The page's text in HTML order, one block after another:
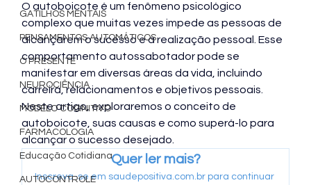
GATILHOS MENTAIS
PENSAMENTOS AUTOMÁTICOS
O PRESENTE
NEUROCIÊNCIA
MODELO COGNITIVO
FARMACOLOGIA
Educação Cotidiana
AUTOCONTROLE
O autoboicote é um fenômeno psicológico
complexo que muitas vezes impede as pessoas de
alcançarem o sucesso e a realização pessoal. Esse
comportamento autossabotador pode se
manifestar em diversas áreas da vida, incluindo
carreira, relacionamentos e objetivos pessoais.
Neste artigo, exploraremos o conceito de
autoboicote, suas causas e como superá-lo para
alcançar o sucesso desejado.
Quer ler mais?
Inscreva-se em saudepositiva.com.br para continuar